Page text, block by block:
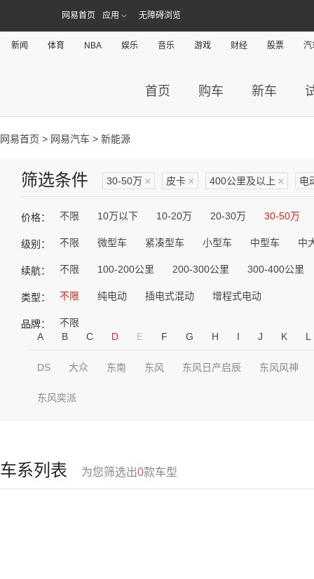
网易首页 应用 无障碍浏览
新闻 体育 NBA 娱乐 音乐 游戏 财经 股票 汽
首页 购车 新车
网易首页 > 网易汽车 > 新能源
筛选条件 30-50万 × 皮卡 × 400公里及以上 × 电
价格： 不限 10万以下 10-20万 20-30万 30-50万
级别： 不限 微型车 紧凑型车 小型车 中型车 中
续航： 不限 100-200公里 200-300公里 300-400公里
类型： 不限 纯电动 插电式混动 增程式电动
品牌：
不限
A
B C D E F G H I J K L
DS 大众 东南 东风 东风日产启辰 东风风神
东风奕派
车系列表 为您筛选出0款车型